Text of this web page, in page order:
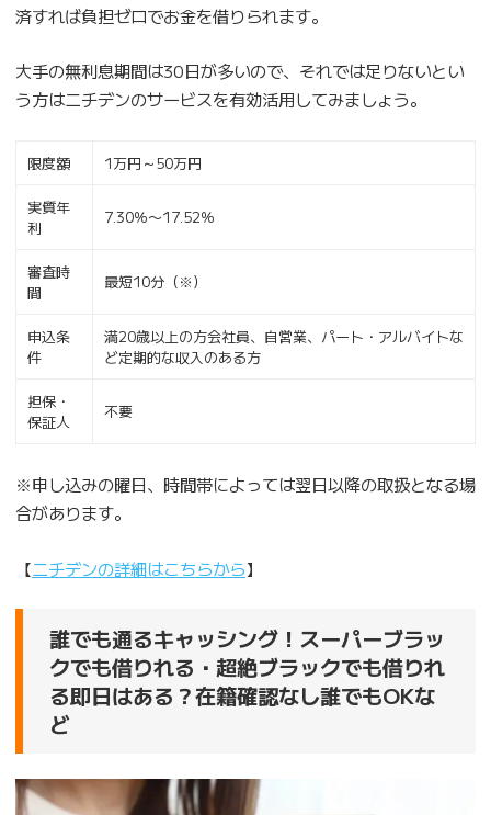
済すれば負担ゼロでお金を借りられます。
大手の無利息期間は30日が多いので、それでは足りないとい
う方はニチデンのサービスを有効活用してみましょう。
限度額 1万円～50万円
実質年
利
7.30％〜17.52％
審査時
間
最短10分（※）
申込条
件
満20歳以上の方会社員、自営業、パート・アルバイトな
ど定期的な収入のある方
担保・
保証人
不要
※申し込みの曜日、時間帯によっては翌日以降の取扱となる場
合があります。
【ニチデンの詳細はこちらから】
誰でも通るキャッシング！スーパーブラッ
クでも借りれる・超絶ブラックでも借りれ
る即日はある？在籍確認なし誰でもOKな
ど